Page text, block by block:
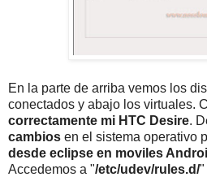
En la parte de arriba vemos los
conectados y abajo los virtuales.
correctamente mi HTC Desire.
cambios en el sistema operativo
desde eclipse en moviles
Accedemos a "/etc/udev/rules.d/"